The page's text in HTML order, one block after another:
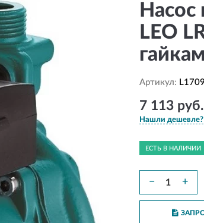
LEO
Артикул:
7 113 руб.
Нашли дешевле?
ЕСТЬ В НАЛИЧИИ
− +